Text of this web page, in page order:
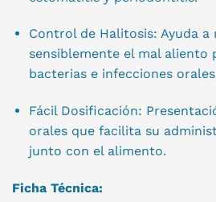
Control de Halitosis: Ayuda a
sensiblemente el mal aliento
bacterias e infecciones
Fácil Dosificación:
orales que facilita su
junto con el alimento.
Ficha Técnica: